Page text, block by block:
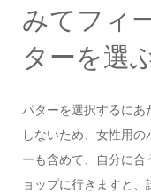
みてフィ
ターを選
パターを選択するにあ
しないため、女性用
ーも含めて、自分に合
ョップに行きますと